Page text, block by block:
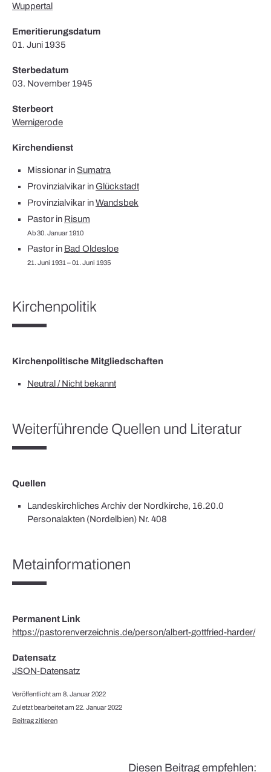
Wuppertal
Emeritierungsdatum
01. Juni 1935
Sterbedatum
03. November 1945
Sterbeort
Wernigerode
Kirchendienst
Missionar inSumatra
Provinzialvikar inGlückstadt
Provinzialvikar inWandsbek
Pastor in Risum
Ab 30. Januar 1910
Pastor in Bad Oldesloe
21. Juni 1931 – 01. Juni 1935
Kirchenpolitik
Kirchenpolitische Mitgliedschaften
Neutral / Nicht bekannt
Weiterführende Quellen und Literatur
Quellen
Landeskirchliches Archiv der Nordkirche, 16.20.0
Personalakten (Nordelbien) Nr. 408
Metainformationen
Permanent Link
https://pastorenverzeichnis.de/person/albert-gottfried-harder/
Datensatz
JSON-Datensatz
Veröffentlicht am 8. Januar 2022
Zuletzt bearbeitet am 22. Januar 2022
Beitrag zitieren
Diesen Beitrag empfehlen: